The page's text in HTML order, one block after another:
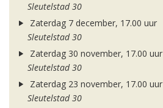
Sleutelstad 30
Zaterdag 7 december, 17.00 uur
Sleutelstad 30
Zaterdag 30 november, 17.00 uur
Sleutelstad 30
Zaterdag 23 november, 17.00 uur
Sleutelstad 30